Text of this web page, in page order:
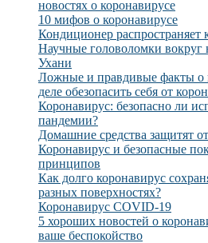
новостях о коронавирусе
10 мифов о коронавирусе
Кондиционер распространяет
Научные головоломки вокруг
Ухани
Ложные и правдивые факты о
деле обезопасить себя от
Коронавирус: безопасно ли
пандемии?
Домашние средства защитят
Коронавирус и безопасные
принципов
Как долго коронавирус
разных поверхностях?
Коронавирус COVID-19
5 хороших новостей о
ваше беспокойство